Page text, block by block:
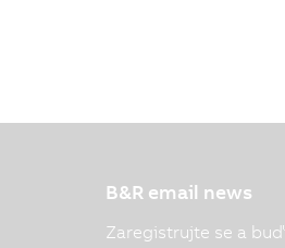
B&R email news
Zaregistrujte se a